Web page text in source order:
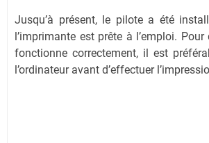
Jusqu’à présent, le pilote a été
l’imprimante est prête à l’emploi.
fonctionne correctement, il est
l’ordinateur avant d’effectuer